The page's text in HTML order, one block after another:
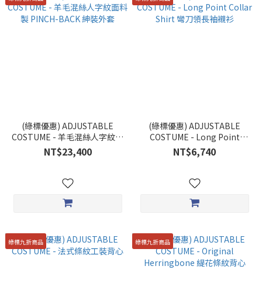
(綠標優惠) ADJUSTABLE
COSTUME - 羊毛混絲人字紋面
料製 PINCH-BACK 紳裝外套
NT$23,400
(綠標優惠) ADJUSTABLE
COSTUME - Long Point
Collar Shirt 彎刀領長袖襯衫
NT$6,740
綠標九折商品 綠標九折商品